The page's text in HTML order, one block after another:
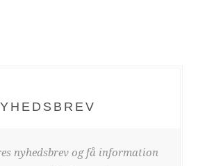
nyhedsbrev og få information